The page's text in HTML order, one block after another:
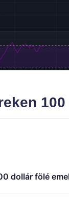
dollár fölé